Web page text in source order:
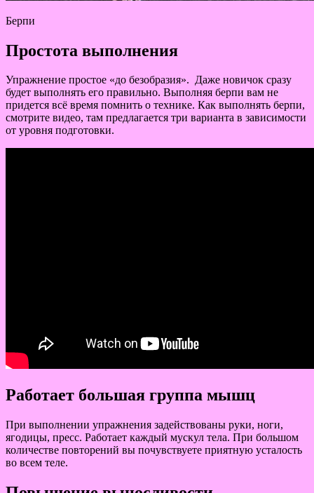
Берпи
Простота выполнения
Упражнение простое «до безобразия». Даже новичок сразу
будет выполнять его правильно. Выполняя берпи вам не
придется всё время помнить о технике. Как выполнять берпи,
смотрите видео, там предлагается три варианта в зависимости
от уровня подготовки.
Работает большая группа мышц
При выполнении упражнения задействованы руки, ноги,
ягодицы, пресс. Работает каждый мускул тела. При большом
количестве повторений вы почувствуете приятную усталость
во всем теле.